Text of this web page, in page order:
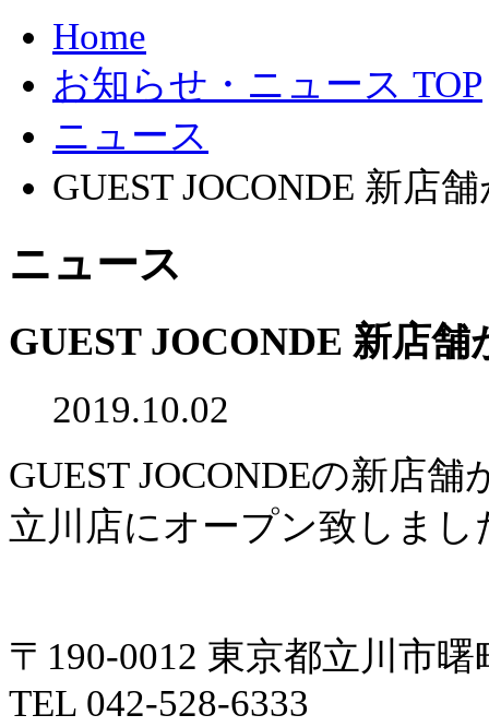
Home
お知らせ・ニュース TOP
ニュース
GUEST JOCONDE 新店
ニュース
GUEST JOCONDE 新店舗
2019.10.02
GUEST JOCONDEの新店
立川店にオープン致しまし
〒190-0012 東京都立川市
TEL 042-528-6333